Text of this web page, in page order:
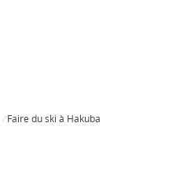
Faire du ski à Hakuba